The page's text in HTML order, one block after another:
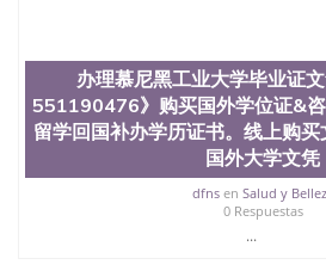
定金下单； 3、公司确认到账转制
4、电子图做好发给客户确认； 5
品部做成品； 6、成品做好拍照或
款； 7、快递给客户（国内顺丰，
真实网上可查的证明材料 1、教
留服真实存档可查，存档。 2、留
（使馆认证），使馆网站真实存档
真实可查认证办理，存档可查，终
流程农业科学院、艺术与建筑学院
办理慕尼黑工业大学毕业证
551190476》购买国外学位证&
留学回国补办学历证书。线上购
国外大学文凭
dfnsen Salud y
0 Respuestas
...